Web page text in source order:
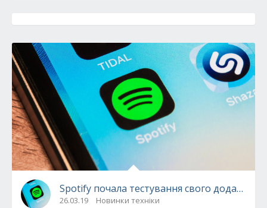
Spotify почала тестування свого додатку
26.03.19 Новинки техніки